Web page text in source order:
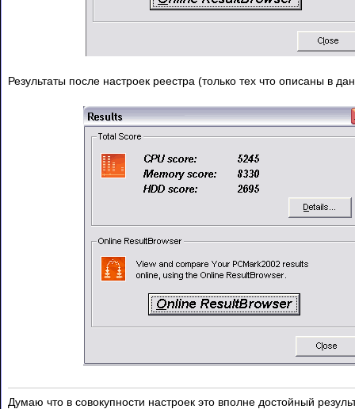
Результаты после настроек реестра (только тех что описаны в
Думаю что в совокупности настроек это вполне достойный